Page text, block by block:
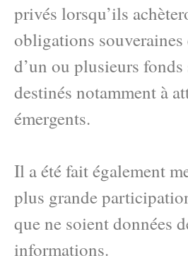
privés lorsqu’ils
obligations souveraines
d’un ou plusieurs
destinés notamment à
émergents.
Il a été fait également
plus grande
que ne soient données
informations.